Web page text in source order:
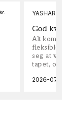
YASHAR
God
Alt kom
fleksible på
seg at vi
tapet, og
2026-07-04